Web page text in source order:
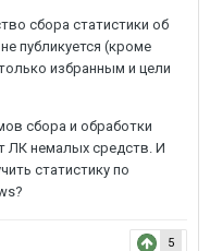
сбора статистики об
публикуется (кроме
избранным и цели
сбора и обработки
ЛК немалых средств. И
статистику по
5